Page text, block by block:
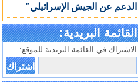
الدعم عن الجيش الإسرائيلي”
القائمة البريدية:
الاشتراك في القائمة البريدية للموقع: